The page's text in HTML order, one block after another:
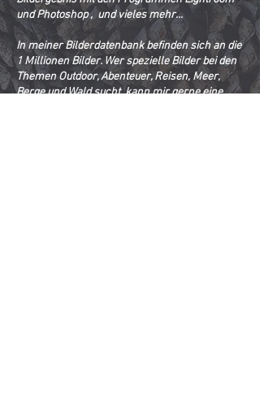
und Photoshop , und vieles mehr...
In meiner Bilderdatenbank befinden sich an die
1 Millionen Bilder. Wer spezielle Bilder bei den
Themen Outdoor, Abenteuer, Reisen, Meer,
Berge und Wald sucht, kann mir gerne eine